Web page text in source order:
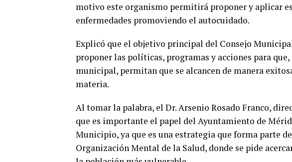
motivo este organismo permitirá proponer y aplicar
enfermedades promoviendo el autocuidado.
Explicó que el objetivo principal del Consejo
proponer las políticas, programas y acciones para
municipal, permitan que se alcancen de manera
materia.
Al tomar la palabra, el Dr. Arsenio Rosado Franco,
que es importante el papel del Ayuntamiento de
Municipio, ya que es una estrategia que forma parte
Organización Mental de la Salud, donde se pide